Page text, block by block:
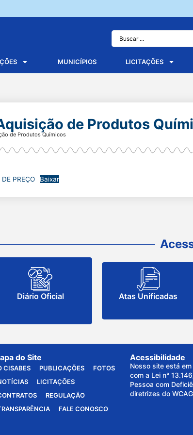
MUNICÍPIOS LICITAÇÕES
de Produtos
de Produtos Químicos
PREÇO
Baixar
Diário Oficial Atas Unificadas
do Site
CISABES PUBLICAÇÕES
FOTOS
LICITAÇÕES
REGULAÇÃO
FALE CONOSCO
Acessibilidade
Nosso site está
com a Lei n°
Pessoa com
diretrizes do